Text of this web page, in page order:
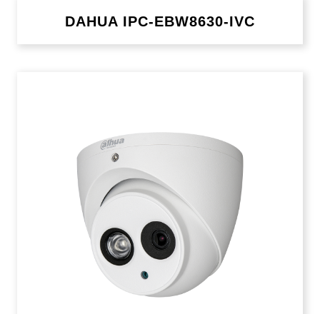
DAHUA IPC-EBW8630-IVC